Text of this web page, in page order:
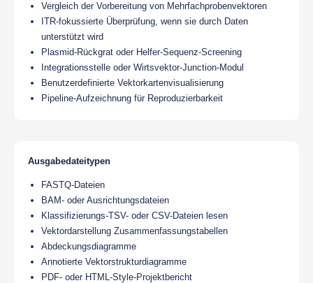
Vergleich der Vorbereitung von Mehrfachprobenvektoren
ITR-fokussierte Überprüfung, wenn sie durch Daten
unterstützt wird
Plasmid-Rückgrat oder Helfer-Sequenz-Screening
Integrationsstelle oder Wirtsvektor-Junction-Modul
Benutzerdefinierte Vektorkartenvisualisierung
Pipeline-Aufzeichnung für Reproduzierbarkeit
Ausgabedateitypen
FASTQ-Dateien
BAM- oder Ausrichtungsdateien
Klassifizierungs-TSV- oder CSV-Dateien lesen
Vektordarstellung Zusammenfassungstabellen
Abdeckungsdiagramme
Annotierte Vektorstrukturdiagramme
PDF- oder HTML-Style-Projektbericht